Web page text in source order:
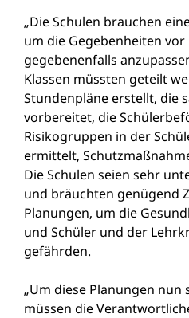
„Die Schulen brauchen
um die Gegebenheiten
gegebenenfalls
Klassen müssten geteilt
Stundenpläne erstellt, die
vorbereitet, die
Risikogruppen in der
ermittelt,
Die Schulen seien sehr
und bräuchten genügend
Planungen, um die
und Schüler und der
gefährden.
„Um diese Planungen nun
müssen die